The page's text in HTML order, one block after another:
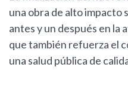
una obra de alto impacto
antes y un después en la
que también refuerza el
una salud pública de